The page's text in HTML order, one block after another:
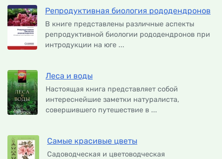
Репродуктивная биология рододендронов
В книге представлены различные аспекты
репродуктивной биологии рододендронов при
интродукции на юге ...
Леса и воды
Настоящая книга представляет собой
интереснейшие заметки натуралиста,
совершившего путешествие в ...
Самые красивые цветы
Садоводческая и цветоводческая